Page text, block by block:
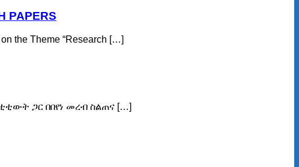
PAPERS
the Theme “Research […]
ጋር በበየነ መረብ ስልጠና […]